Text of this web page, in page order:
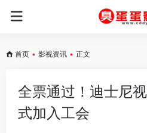
首页 • 影视资讯 • 正文
全票通过！迪士尼
式加入工会